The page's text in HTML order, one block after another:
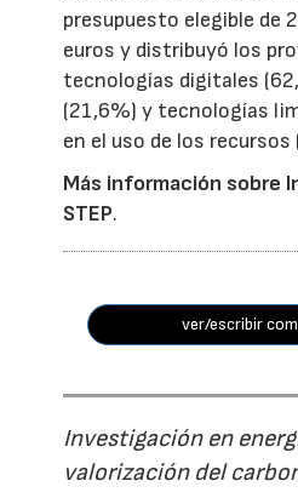
presupuesto elegible de
euros y distribuyó los
tecnologías digitales
(21,6%) y tecnologías
en el uso de los recursos
Más información sobre
STEP.
ver/escribir
Investigación en
valorización del